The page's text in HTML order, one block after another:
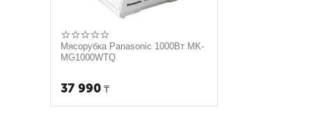
Мясорубка Panasonic 1000Вт MK-
MG1000WTQ
37 990 ₸